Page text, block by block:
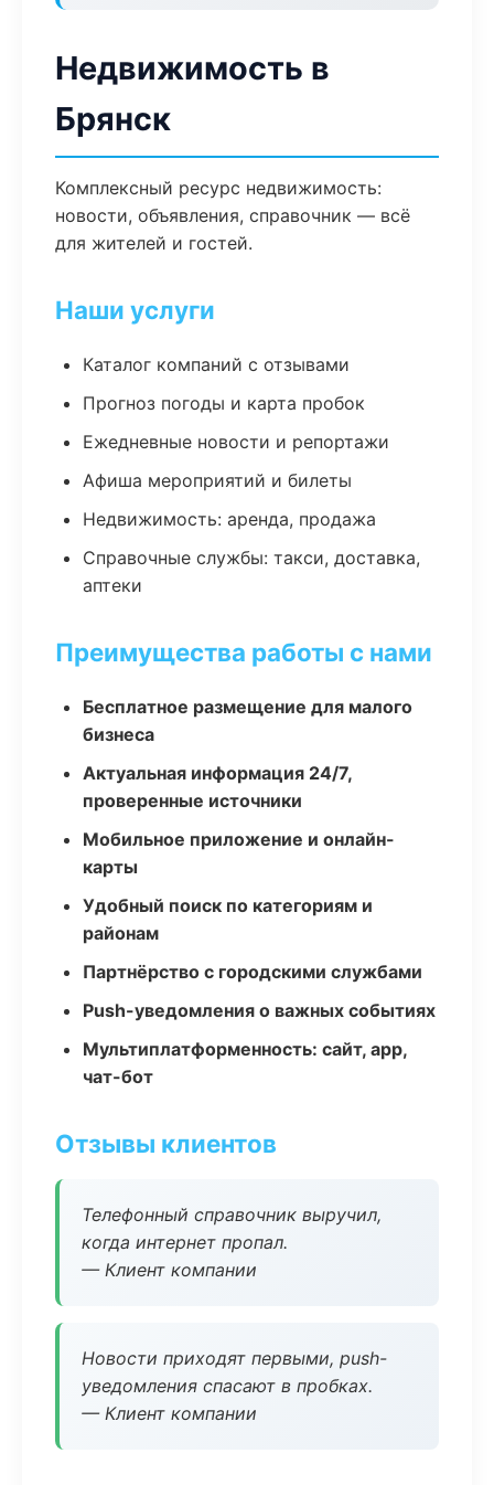
Недвижимость в
Брянск
Комплексный ресурс недвижимость:
новости, объявления, справочник — всё
для жителей и гостей.
Наши услуги
Каталог компаний с отзывами
Прогноз погоды и карта пробок
Ежедневные новости и репортажи
Афиша мероприятий и билеты
Недвижимость: аренда, продажа
Справочные службы: такси, доставка,
аптеки
Преимущества работы с нами
Бесплатное размещение для малого
бизнеса
Актуальная информация 24/7,
проверенные источники
Мобильное приложение и онлайн-
карты
Удобный поиск по категориям и
районам
Партнёрство с городскими службами
Push-уведомления о важных событиях
Мультиплатформенность: сайт, app,
чат-бот
Отзывы клиентов
Телефонный справочник выручил,
когда интернет пропал.
— Клиент компании
Новости приходят первыми, push-
уведомления спасают в пробках.
— Клиент компании